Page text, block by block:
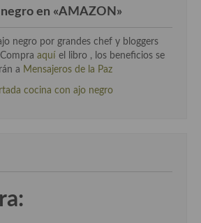
en «AMAZON»
negro por grandes chef y bloggers
aquí el libro , los beneficios se
a Mensajeros de la Paz